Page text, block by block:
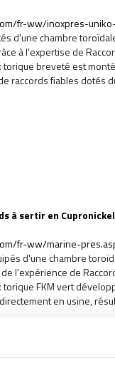
fr-ww/inoxpres-
d'une chambre
à l'expertise de
torique breveté est
raccords fiables dotés
à sertir en
fr-ww/marine-
d'une chambre
l'expérience de
torique FKM vert
en usine,